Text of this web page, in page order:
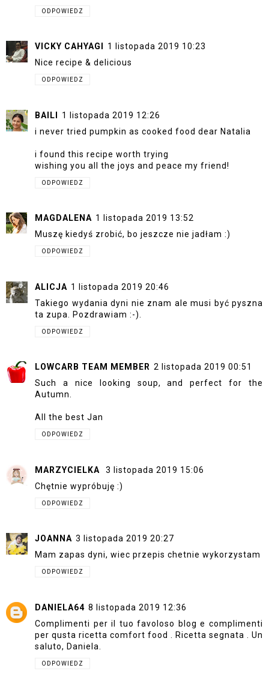
ODPOWIEDZ
VICKY CAHYAGI
1 listopada 2019 10:23
Nice recipe & delicious
ODPOWIEDZ
BAILI
1 listopada 2019 12:26
i never tried pumpkin as cooked food dear Natalia
i found this recipe worth trying
wishing you all the joys and peace my friend!
ODPOWIEDZ
MAGDALENA 1 listopada 2019 13:52
Muszę kiedyś zrobić, bo jeszcze nie jadłam :)
ODPOWIEDZ
ALICJA 1 listopada 2019 20:46
Takiego wydania dyni nie znam ale musi być pyszna
ta zupa. Pozdrawiam :-).
ODPOWIEDZ
LOWCARB TEAM MEMBER 2 listopada 2019 00:51
Such a nice looking soup, and perfect for the
Autumn.
All the best Jan
ODPOWIEDZ
MARZYCIELKA
3 listopada 2019 15:06
Chętnie wypróbuję :)
ODPOWIEDZ
JOANNA 3 listopada 2019 20:27
Mam zapas dyni, wiec przepis chetnie wykorzystam
ODPOWIEDZ
DANIELA64 8 listopada 2019 12:36
Complimenti per il tuo favoloso blog e complimenti
per qusta ricetta comfort food . Ricetta segnata . Un
saluto, Daniela.
ODPOWIEDZ